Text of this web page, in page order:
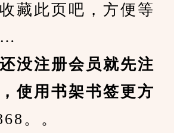
此页吧，方便等
注册会员就先注
使用书架书签更方
。。